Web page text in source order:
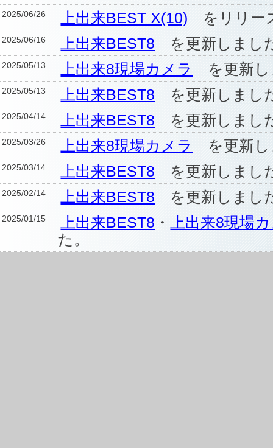
2025/06/26 上出来BEST X(10) をリリー
2025/06/16 上出来BEST8 を更新しまし
2025/05/13 上出来8現場カメラ を更新し
2025/05/13 上出来BEST8 を更新しまし
2025/04/14 上出来BEST8 を更新しまし
2025/03/26 上出来8現場カメラ を更新し
2025/03/14 上出来BEST8 を更新しまし
2025/02/14 上出来BEST8 を更新しまし
2025/01/15 上出来BEST8 ・
上出来8現場
た。